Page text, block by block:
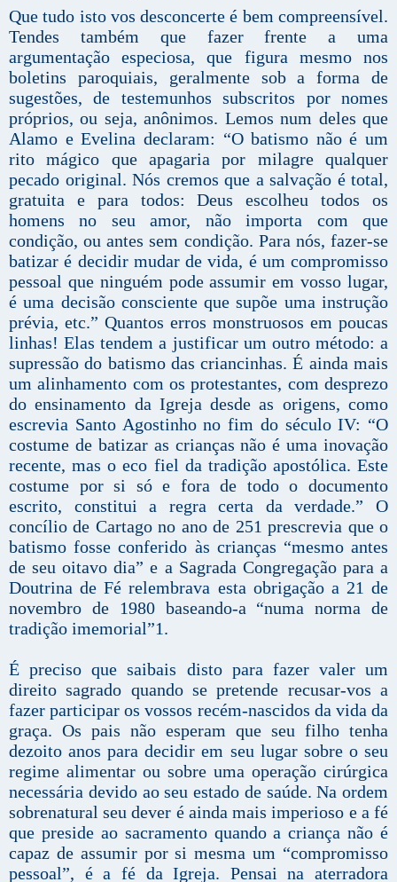
Que tudo isto vos desconcerte é bem compreensível.
Tendes também que fazer frente a uma
argumentação especiosa, que figura mesmo nos
boletins paroquiais, geralmente sob a forma de
sugestões, de testemunhos subscritos por nomes
próprios, ou seja, anônimos. Lemos num deles que
Alamo e Evelina declaram: “O batismo não é um
rito mágico que apagaria por milagre qualquer
pecado original. Nós cremos que a salvação é total,
gratuita e para todos: Deus escolheu todos os
homens no seu amor, não importa com que
condição, ou antes sem condição. Para nós, fazer-se
batizar é decidir mudar de vida, é um compromisso
pessoal que ninguém pode assumir em vosso lugar,
é uma decisão consciente que supõe uma instrução
prévia, etc.” Quantos erros monstruosos em poucas
linhas! Elas tendem a justificar um outro método: a
supressão do batismo das criancinhas. É ainda mais
um alinhamento com os protestantes, com desprezo
do ensinamento da Igreja desde as origens, como
escrevia Santo Agostinho no fim do século IV: “O
costume de batizar as crianças não é uma inovação
recente, mas o eco fiel da tradição apostólica. Este
costume por si só e fora de todo o documento
escrito, constitui a regra certa da verdade.” O
concílio de Cartago no ano de 251 prescrevia que o
batismo fosse conferido às crianças “mesmo antes
de seu oitavo dia” e a Sagrada Congregação para a
Doutrina de Fé relembrava esta obrigação a 21 de
novembro de 1980 baseando-a “numa norma de
tradição imemorial”1.
É preciso que saibais disto para fazer valer um
direito sagrado quando se pretende recusar-vos a
fazer participar os vossos recém-nascidos da vida da
graça. Os pais não esperam que seu filho tenha
dezoito anos para decidir em seu lugar sobre o seu
regime alimentar ou sobre uma operação cirúrgica
necessária devido ao seu estado de saúde. Na ordem
sobrenatural seu dever é ainda mais imperioso e a fé
que preside ao sacramento quando a criança não é
capaz de assumir por si mesma um “compromisso
pessoal”, é a fé da Igreja. Pensai na aterradora